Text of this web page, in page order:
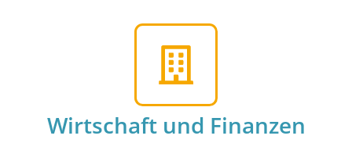
Wirtschaft und Finanzen